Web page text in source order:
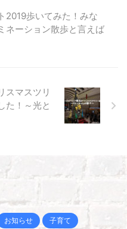
2019歩いてみた！みな
ネーション散歩と言えば
スマスツリ
た！～光と
お知らせ 子育て